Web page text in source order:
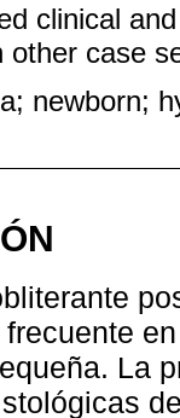
clinical
other case
newborn;
La